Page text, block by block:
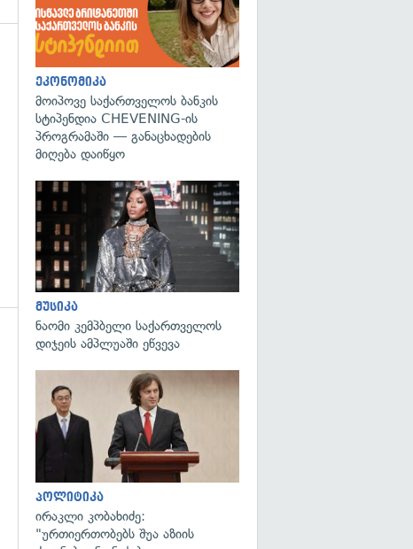
ეკონომიკა
მოიპოვე საქართველოს ბანკის
სტიპენდია CHEVENING-ის
პროგრამაში — განაცხადების
მიღება დაიწყო
მუსიკა
ნაომი კემპბელი საქართველოს
დიჯეის ამპლუაში ეწვევა
პოლიტიკა
ირაკლი კობახიძე:
"ურთიერთობებს შუა აზიის